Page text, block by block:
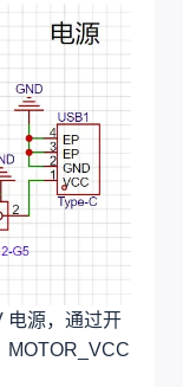
电源，通过开
MOTOR_VCC